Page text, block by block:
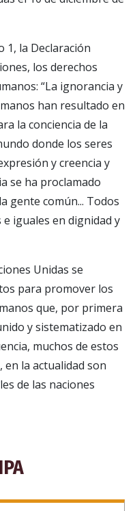
1, la Declaración
los derechos
“La ignorancia y
han resultado en
la conciencia de la
donde los seres
y creencia y
se ha proclamado
gente común... Todos
iguales en dignidad y
Unidas se
para promover los
que, por primera
y sistematizado en
muchos de estos
la actualidad son
de las naciones